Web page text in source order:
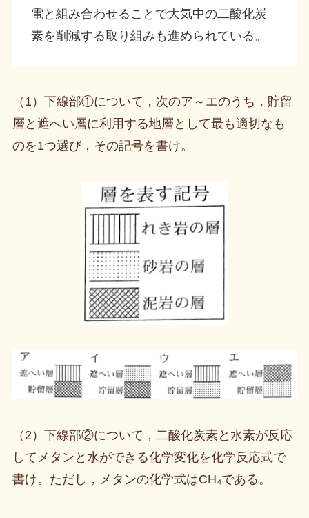
電と組み合わせることで大気中の二酸化炭
素を削減する取り組みも進められている。
（1）下線部①について，次のア～エのうち，貯留
層と遮へい層に利用する地層として最も適切なも
のを1つ選び，その記号を書け。
（2）下線部②について，二酸化炭素と水素が反応
してメタンと水ができる化学変化を化学反応式で
書け。ただし，メタンの化学式はCH₄である。